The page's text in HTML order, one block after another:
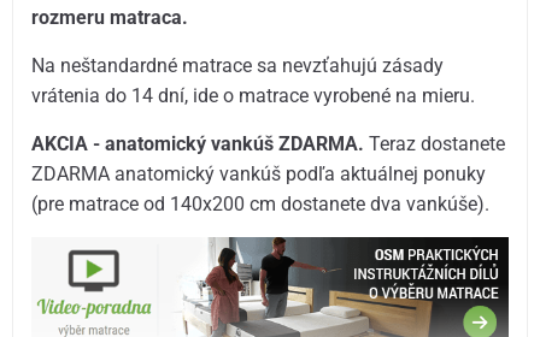
rozmeru matraca.
Na neštandardné matrace sa nevzťahujú zásady
vrátenia do 14 dní, ide o matrace vyrobené na mieru.
AKCIA - anatomický vankúš ZDARMA. Teraz dostanete
ZDARMA anatomický vankúš podľa aktuálnej ponuky
(pre matrace od 140x200 cm dostanete dva vankúše).